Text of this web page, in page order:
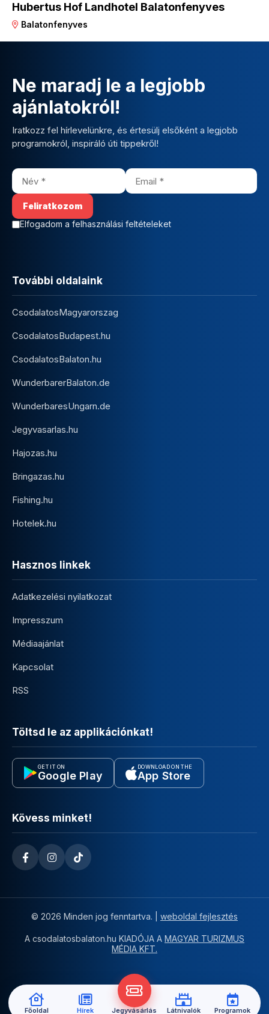
Hubertus Hof Landhotel Balatonfenyves
Balatonfenyves
Ne maradj le a legjobb
ajánlatokról!
Iratkozz fel hírlevelünkre, és értesülj elsőként a legjobb
programokról, inspiráló úti tippekről!
Elfogadom a felhasználási feltételeket
További oldalaink
CsodalatosMagyarorszag
CsodalatosBudapest.hu
CsodalatosBalaton.hu
WunderbarerBalaton.de
WunderbaresUngarn.de
Jegyvasarlas.hu
Hajozas.hu
Bringazas.hu
Fishing.hu
Hotelek.hu
Hasznos linkek
Adatkezelési nyilatkozat
Impresszum
Médiaajánlat
Kapcsolat
RSS
Töltsd le az applikációnkat!
GET IT ON
Google Play
DOWNLOAD ON THE
App Store
Kövess minket!
© 2026 Minden jog fenntartva. | weboldal fejlesztés
A csodalatosbalaton.hu KIADÓJA A MAGYAR TURIZMUS
MÉDIA KFT.
Főoldal Hírek Jegyvásárlás Látnivalók Programok